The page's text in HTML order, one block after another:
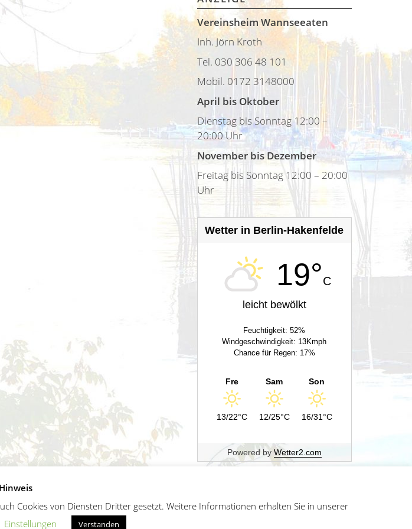
Vereinsheim Wannseeaten
Inh. Jörn Kroth
Tel. 030 306 48 101
Mobil. 0172 3148000
April bis Oktober
Dienstag bis Sonntag 12:00 –
20:00 Uhr
November bis Dezember
Freitag bis Sonntag 12:00 – 20:00
Uhr
Wetter in Berlin-Hakenfelde
19°C
leicht bewölkt
Feuchtigkeit: 52%
Windgeschwindigkeit: 13Kmph
Chance für Regen: 17%
Fre
13/22°C
Sam
12/25°C
Son
16/31°C
Powered by Wetter2.com
Hinweis
Cookies von Diensten Dritter gesetzt. Weitere Informationen erhalten Sie in unserer
Einstellungen Verstanden